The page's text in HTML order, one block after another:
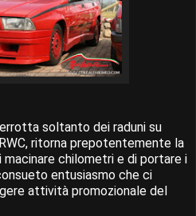
soltanto dei raduni su
ritorna prepotentemente la
macinare chilometri e di portare i
entusiasmo che ci
attività promozionale del